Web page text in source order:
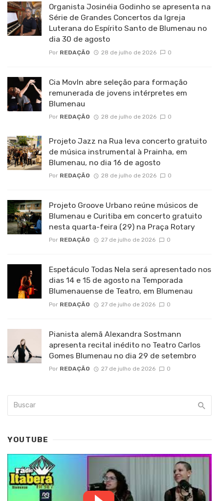
Organista Josinéia Godinho se apresenta na
Série de Grandes Concertos da Igreja
Luterana do Espírito Santo de Blumenau no
dia 30 de agosto
Por REDAÇÃO 28 de julho de 2026 0
Cia MovIn abre seleção para formação
remunerada de jovens intérpretes em
Blumenau
Por REDAÇÃO 28 de julho de 2026 0
Projeto Jazz na Rua leva concerto gratuito
de música instrumental à Prainha, em
Blumenau, no dia 16 de agosto
Por REDAÇÃO 28 de julho de 2026 0
Projeto Groove Urbano reúne músicos de
Blumenau e Curitiba em concerto gratuito
nesta quarta-feira (29) na Praça Rotary
Por REDAÇÃO 27 de julho de 2026 0
Espetáculo Todas Nela será apresentado nos
dias 14 e 15 de agosto na Temporada
Blumenauense de Teatro, em Blumenau
Por REDAÇÃO 27 de julho de 2026 0
Pianista alemã Alexandra Sostmann
apresenta recital inédito no Teatro Carlos
Gomes Blumenau no dia 29 de setembro
Por REDAÇÃO 27 de julho de 2026 0
YOUTUBE